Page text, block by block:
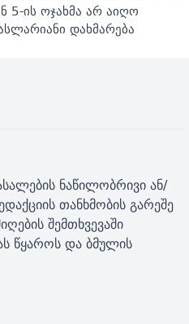
ის ოჯახმა არ აიღო
დახმარება
ნაწილობრივი ან/
თანხმობის გარეშე
შემთხვევაში
წყაროს და ბმულის